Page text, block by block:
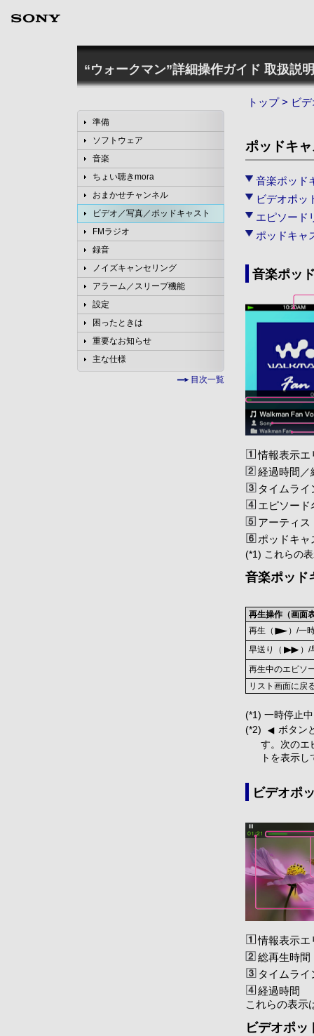
“ウォークマン”詳細操作ガイド 取扱説
準備
ソフトウェア
音楽
ちょい聴きmora
おまかせチャンネル
ビデオ／写真／ポッドキャスト
FMラジオ
録音
ノイズキャンセリング
アラーム／スリープ機能
設定
困ったときは
重要なお知らせ
主な仕様
目次一覧
トップ> ビ
ポッドキ
音楽ポッド
ビデオポッ
エピソード
ポッドキャ
音楽ポッ
情報表示エ
経過時間／
タイムライ
エピソード
アーティス
ポッドキャ
(*1) これらの
音楽ポッド
再生操作（画面
再生（
）/一
早送り（ ）/
再生中のエピソ
リスト画面に戻
(*1) 一時停止
(*2)
ボタン
す。次のエ
トを表示
ビデオポ
情報表示エ
総再生時間
タイムライ
経過時間
これらの表示
ビデオポッ